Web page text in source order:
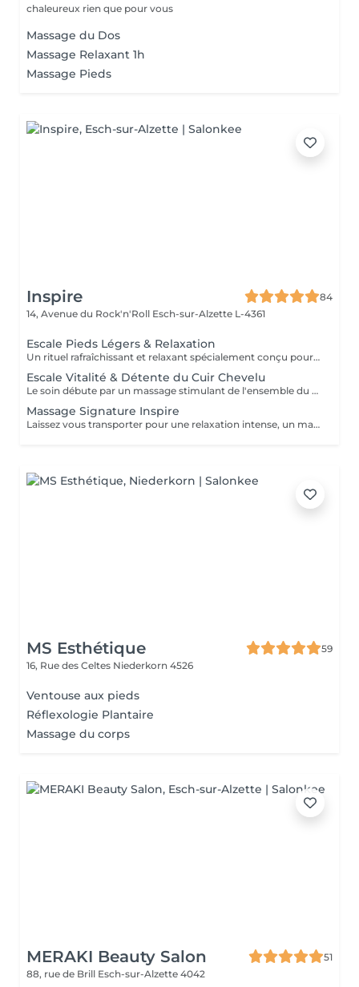
chaleureux rien que pour vous
Massage du Dos
Massage Relaxant 1h
Massage Pieds
Inspire
84
14, Avenue du Rock'n'Roll Esch-sur-Alzette L-4361
Escale Pieds Légers & Relaxation
Un rituel rafraîchissant et relaxant spécialement conçu pour délasser les pieds et offrir une profonde sensation de détente à l'ensemble du corps ! Le bain de pieds aux sels d'Epsom enrichis en plantes aromatiques purifiantes et apaisantes invite à relâcher les tensions accumulées tout en procurant une agréable sensation de fraîcheur. Un gommage naturel est ensuite réalisé afin d'exfolier la peau, stimuler la microcirculation et réveiller les zones réflexes présentes sous les pieds. Le rituel se poursuit par un massage profondément relaxant associant manuvres enveloppantes et quelques points inspirés de la réflexologie plantaire. Réalisé à l'aide d'une huile naturelle aux notes fraîches et vivifiantes, ce massage favorise la détente générale et apaise le mental. Une bulle de bien-être pour ralentir, se recentrer et repartir du bon pied !
Escale Vitalité & Détente du Cuir Chevelu
Le soin débute par un massage stimulant de l'ensemble du cuir chevelu afin d'activer la microcirculation et favoriser la vitalité du cheveu. Une huile botanique rafraîchissante est appliquée sur les racines pour purifier le cuir chevelu, apporter une agréable sensation de fraîcheur et contribuer à son équilibre naturel. Une seconde huile au Neem et Coco est ensuite travaillée sur les longueurs et les pointes afin de nourrir, assouplir et protéger la fibre capillaire face aux agressions estivales telles que le soleil, le vent ou les baignades. Les manuvres lentes, enveloppantes et répétitives procurent une profonde sensation de relâchement. Les tensions accumulées se dissipent progressivement tandis que le corps et l'esprit s'abandonnent à une détente profonde. Les cheveux retrouvent douceur, souplesse et éclat, tandis que le cuir chevelu bénéficie d'un véritable bain de fraîcheur. Une parenthèse de bien-être et de calme entre deux soirées terrasses au soleil !
Massage Signature Inspire
Laissez vous transporter pour une relaxation intense, un massage doux et enveloppant à l'huile d'amande douce et aux huiles essentielles Bio. Inspirez profondément, lâchez prise et libérez les tensions aux sons de la nature.
MS Esthétique
59
16, Rue des Celtes Niederkorn 4526
Ventouse aux pieds
Réflexologie Plantaire
Massage du corps
MERAKI Beauty Salon
51
88, rue de Brill Esch-sur-Alzette 4042